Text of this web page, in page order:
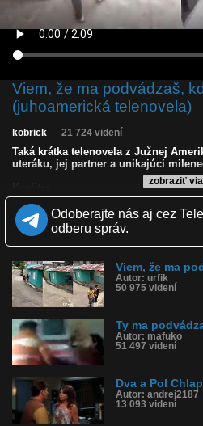
Viem, že ma podvádzaš,
(juhoamerická telenovela)
zobraziť
kobrick 21 724 videní
Taká krátka telenovela z Južnej
uteráku, jej partner a unikajúci
Zverejnené: 19.9.2022 19:26
Páči sa: 50% (44 hlasov)
Obľúbené: 3
Komentárov: 49
Kategória: zábavné
Tagy: podvádzala, nevera, neverná,
naháňali sa
História sledovanosti videa:
Odoberajte nás aj cez
odberu správ.
Viem, že ma
Autor: urfik
50 975 videní
Ty ma
Autor: mafuko
51 497 videní
Dva a Pol
Autor: andrej2187
13 093 videní